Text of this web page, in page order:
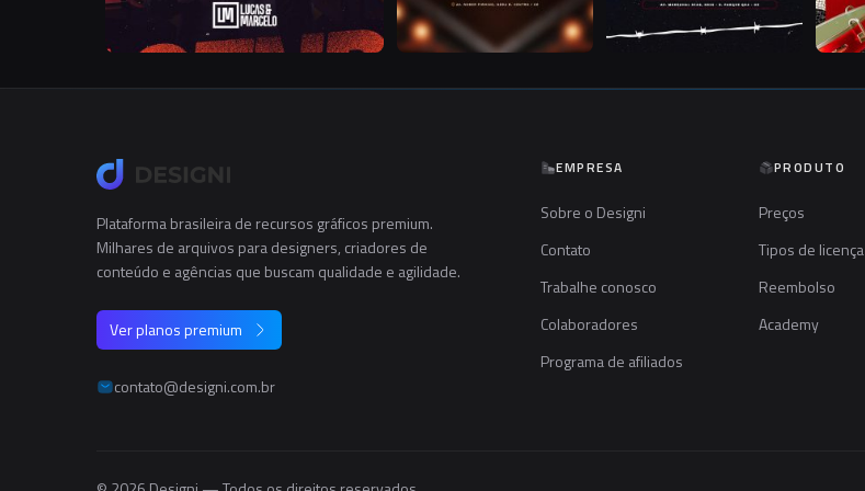
Plataforma brasileira de recursos gráficos premium.
Milhares de arquivos para designers, criadores de
conteúdo e agências que buscam qualidade e agilidade.
Ver planos premium
contato@designi.com.br
EMPRESA
Sobre o Designi
Contato
Trabalhe conosco
Colaboradores
Programa de afiliados
PRODUTO
Preços
Tipos de licença
Reembolso
Academy